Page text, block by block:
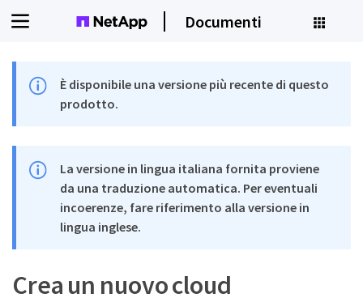
Documenti
È disponibile una versione più recente di questo
prodotto.
La versione in lingua italiana fornita proviene
da una traduzione automatica. Per eventuali
incoerenze, fare riferimento alla versione in
lingua inglese.
Crea un nuovo cloud